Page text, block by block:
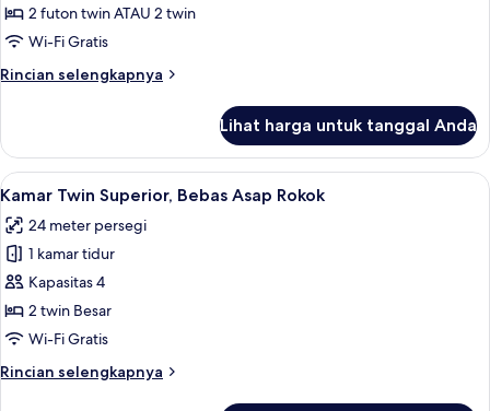
Twin
Deluks,
Asap
2 futon twin ATAU 2 twin
Wi-Fi Gratis
Rincian selengkapnya
Rincian
Kamar
Twin
Deluks,
Asap
Rokok
Lihat harga untuk tanggal Anda
Lihat
semua
foto
untuk
Kamar
Twin
Superior,
Asap
Brankas, meja kerja, kedap suara,
6
Kamar Twin Superior, Bebas Asap Rokok
24 meter persegi
1 kamar tidur
Kapasitas 4
2 twin Besar
Wi-Fi Gratis
Rincian selengkapnya
Rincian